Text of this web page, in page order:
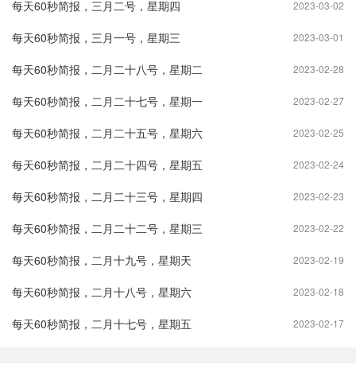
2023-03-02
每天60秒简报，三月二号，星期四
2023-03-01
每天60秒简报，三月一号，星期三
2023-02-28
每天60秒简报，二月二十八号，星期二
2023-02-27
每天60秒简报，二月二十七号，星期一
2023-02-25
每天60秒简报，二月二十五号，星期六
2023-02-24
每天60秒简报，二月二十四号，星期五
2023-02-23
每天60秒简报，二月二十三号，星期四
2023-02-22
每天60秒简报，二月二十二号，星期三
2023-02-19
每天60秒简报，二月十九号，星期天
2023-02-18
每天60秒简报，二月十八号，星期六
2023-02-17
每天60秒简报，二月十七号，星期五